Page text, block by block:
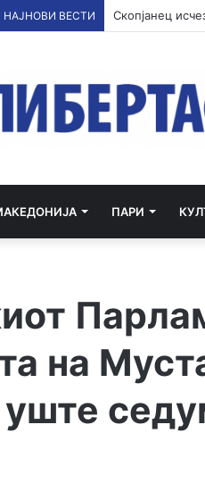
НАЈНОВИ ВЕСТИ
ПАРИ
на
уште